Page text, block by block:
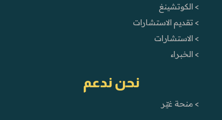
> الكوتشينغ
> تقديم الاستشارات
> الاستشارات
> الخبراء
نحن ندعم
> منحة غيّر